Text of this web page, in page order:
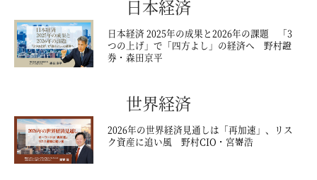
日本経済
日本経済 2025年の成果と2026年の課題 「3
つの上げ」で「四方よし」の経済へ 野村證
券・森田京平
世界経済
2026年の世界経済見通しは「再加速」、リス
ク資産に追い風 野村CIO・宮嵜浩